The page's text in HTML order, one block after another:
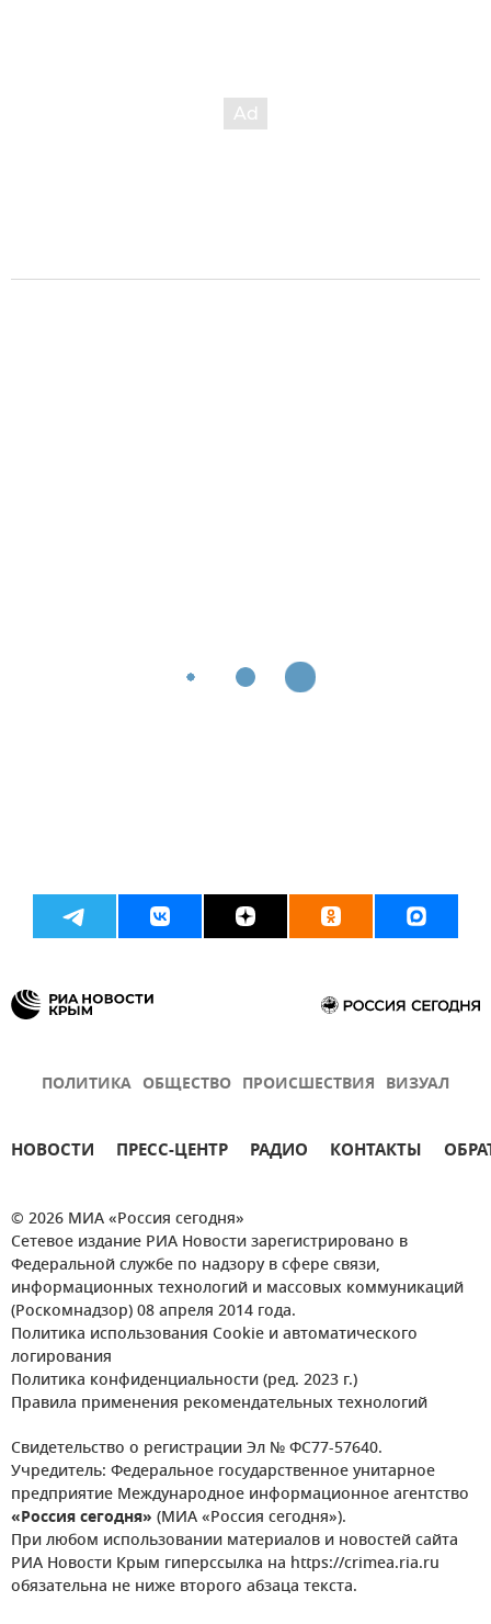
ПОЛИТИКА ОБЩЕСТВО ПРОИСШЕСТВИЯ ВИЗУАЛ
НОВОСТИ ПРЕСС-ЦЕНТР РАДИО КОНТАКТЫ
© 2026 МИА «Россия сегодня»
Сетевое издание РИА Новости зарегистрировано в
Федеральной службе по надзору в сфере связи,
информационных технологий и массовых коммуникаций
(Роскомнадзор) 08 апреля 2014 года.
Политика использования Cookie и автоматического
логирования
Политика конфиденциальности (ред. 2023 г.)
Правила применения рекомендательных технологий
Свидетельство о регистрации Эл № ФС77-57640.
Учредитель: Федеральное государственное унитарное
предприятие Международное информационное агентство
«Россия сегодня» (МИА «Россия сегодня»).
При любом использовании материалов и новостей сайта
РИА Новости Крым гиперссылка на https://crimea.ria.ru
обязательна не ниже второго абзаца текста.